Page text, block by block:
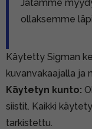
Jätämme
ollaksemme
Käytetty Sigman
kuvanvakaajalla ja
Käytetyn kunto:
siistit. Kaikki
tarkistettu.